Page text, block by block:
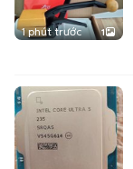
1 phút trước 1